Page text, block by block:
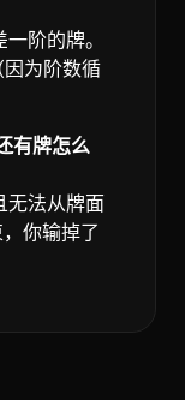
阶的牌。
因为阶数循
有牌怎么
无法从牌面
你输掉了